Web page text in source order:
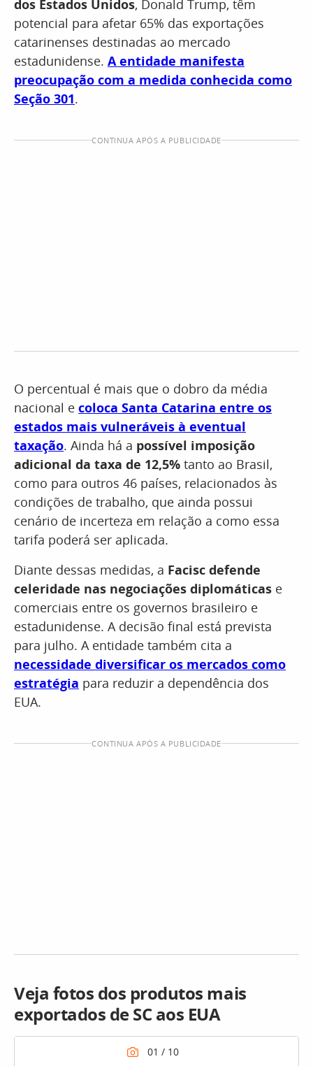
dos Estados Unidos, Donald Trump, têm
potencial para afetar 65% das exportações
catarinenses destinadas ao mercado
estadunidense. A entidade manifesta
preocupação com a medida conhecida como
Seção 301.
CONTINUA APÓS A PUBLICIDADE
O percentual é mais que o dobro da média
nacional e coloca Santa Catarina entre os
estados mais vulneráveis à eventual
taxação. Ainda há a possível imposição
adicional da taxa de 12,5% tanto ao Brasil,
como para outros 46 países, relacionados às
condições de trabalho, que ainda possui
cenário de incerteza em relação a como essa
tarifa poderá ser aplicada.
Diante dessas medidas, a Facisc defende
celeridade nas negociações diplomáticas e
comerciais entre os governos brasileiro e
estadunidense. A decisão final está prevista
para julho. A entidade também cita a
necessidade diversificar os mercados como
estratégia para reduzir a dependência dos
EUA.
CONTINUA APÓS A PUBLICIDADE
Veja fotos dos produtos mais
exportados de SC aos EUA